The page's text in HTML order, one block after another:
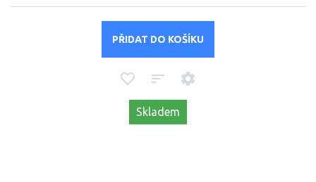
PŘIDAT DO KOŠÍKU
Skladem